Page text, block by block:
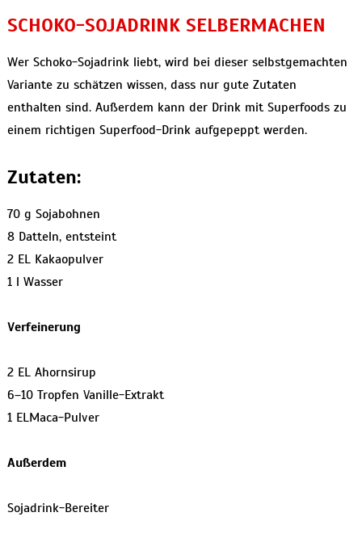
SCHOKO-SOJADRINK SELBERMACHEN
Wer Schoko-Sojadrink liebt, wird bei dieser selbstgemachten
Variante zu schätzen wissen, dass nur gute Zutaten
enthalten sind. Außerdem kann der Drink mit Superfoods zu
einem richtigen Superfood-Drink aufgepeppt werden.
Zutaten:
70 g Sojabohnen
8 Datteln, entsteint
2 EL Kakaopulver
1 l Wasser
Verfeinerung
2 EL Ahornsirup
6–10 Tropfen Vanille-Extrakt
1 ELMaca-Pulver
Außerdem
Sojadrink-Bereiter